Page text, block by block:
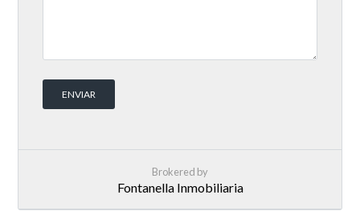
Brokered by
Fontanella Inmobiliaria